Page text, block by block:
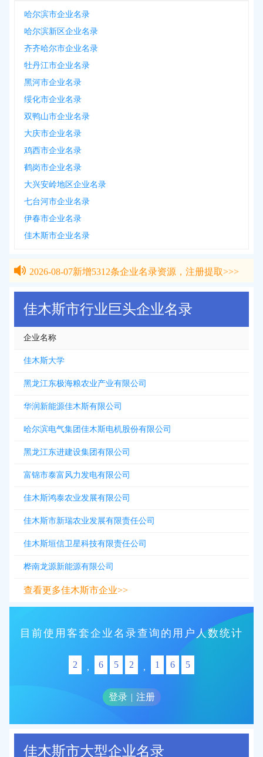
哈尔滨市企业名录
哈尔滨新区企业名录
齐齐哈尔市企业名录
牡丹江市企业名录
黑河市企业名录
绥化市企业名录
双鸭山市企业名录
大庆市企业名录
鸡西市企业名录
鹤岗市企业名录
大兴安岭地区企业名录
七台河市企业名录
伊春市企业名录
佳木斯市企业名录
佳木斯市行业巨头企业名录
企业名称
佳木斯大学
黑龙江东极海粮农业产业有限公司
华润新能源佳木斯有限公司
哈尔滨电气集团佳木斯电机股份有限公司
黑龙江东进建设集团有限公司
富锦市泰富风力发电有限公司
佳木斯鸿泰农业发展有限公司
佳木斯市新瑞农业发展有限责任公司
佳木斯垣信卫星科技有限责任公司
桦南龙源新能源有限公司
查看更多佳木斯市企业>>
目前使用客套企业名录查询的用户人数统计
2 , 6 5 2 , 1 6 5
登录 | 注册
佳木斯市大型企业名录